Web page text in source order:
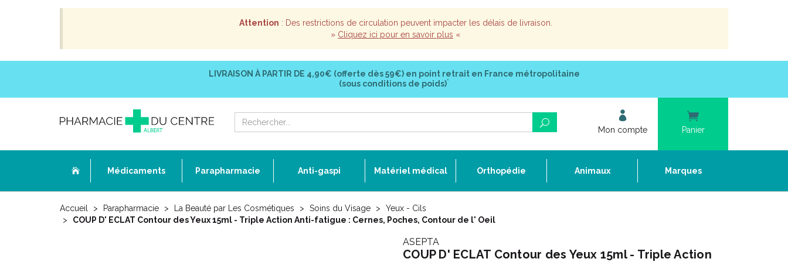
Attention : Des restrictions de circulation peuvent impacter les délais de livraison.
» Cliquez ici pour en savoir plus «
LIVRAISON À PARTIR DE 4,90€ (offerte dès 59€) en point retrait en France métropolitaine
(sous conditions de poids)*
Mon compte Panier
Médicaments Parapharmacie Anti-gaspi Matériel médical Orthopédie Animaux Marques
Accueil Parapharmacie La Beauté par Les Cosmétiques Soins du Visage
Yeux - Cils
COUP D' ECLAT Contour des Yeux 15ml - Triple Action Anti-fatigue : Cernes, Poches, Contour de l' Oeil
ASEPTA
COUP D' ECLAT Contour des Yeux 15ml - Triple Action